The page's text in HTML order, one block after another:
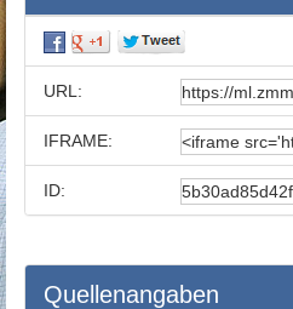
URL:
IFRAME:
ID:
Quellenangaben